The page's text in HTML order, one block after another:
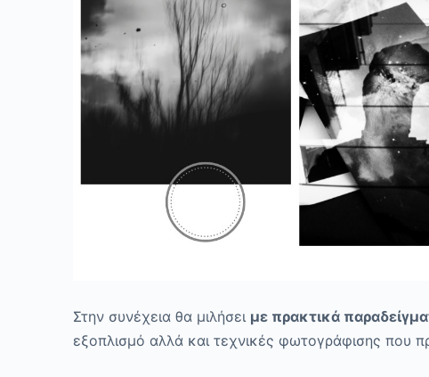
Στην συνέχεια θα μιλήσει με πρακτικά
εξοπλισμό αλλά και τεχνικές φωτογράφισης που